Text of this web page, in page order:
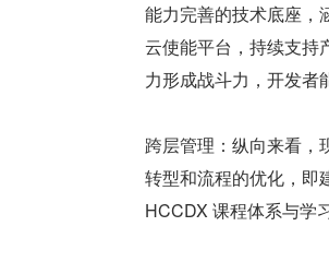
能力完善的技术底座，
云使能平台，持续支持
力形成战斗力，开发者
跨层管理：纵向来看，
转型和流程的优化，即
HCCDX 课程体系与学